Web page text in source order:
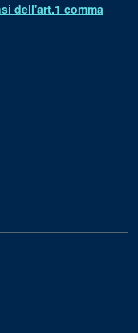
dell'art.1 comma